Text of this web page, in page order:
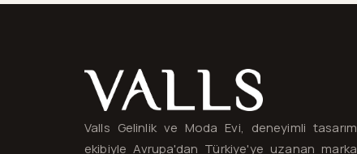
Valls® — site haritası ve iletişim
Valls Gelinlik ve Moda Evi, deneyimli tasarım
ekibiyle Avrupa'dan Türkiye'ye uzanan marka